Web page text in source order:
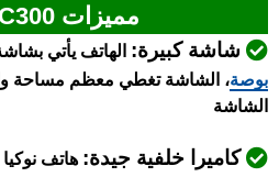
مميزات Nokia C300
شاشة كبيرة: الهاتف يأتي
بوصة، الشاشة تغطي معظم مساحة
الشاشة
كاميرا خلفية جيدة: